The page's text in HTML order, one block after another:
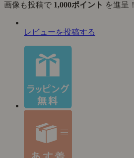
画像も投稿で 1,000ポイント を進呈！
レビューを投稿する